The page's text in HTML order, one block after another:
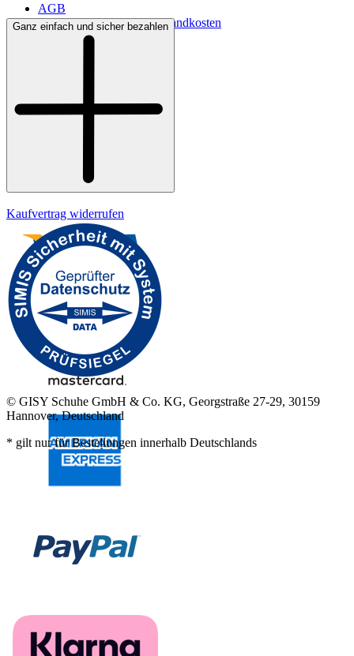
AGB
Lieferbedingungen & Versandkosten
Bezahlung
Ganz einfach und sicher bezahlen
Kaufvertrag widerrufen
© GISY Schuhe GmbH & Co. KG, Georgstraße 27-29, 30159
Hannover, Deutschland
* gilt nur für Bestellungen innerhalb Deutschlands